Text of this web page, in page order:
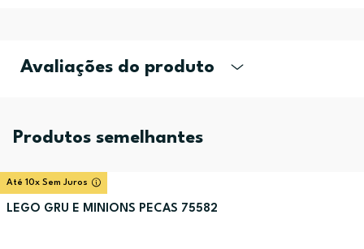
Avaliações do produto
Produtos semelhantes
Até 10x Sem Juros
LEGO GRU E MINIONS PECAS 75582